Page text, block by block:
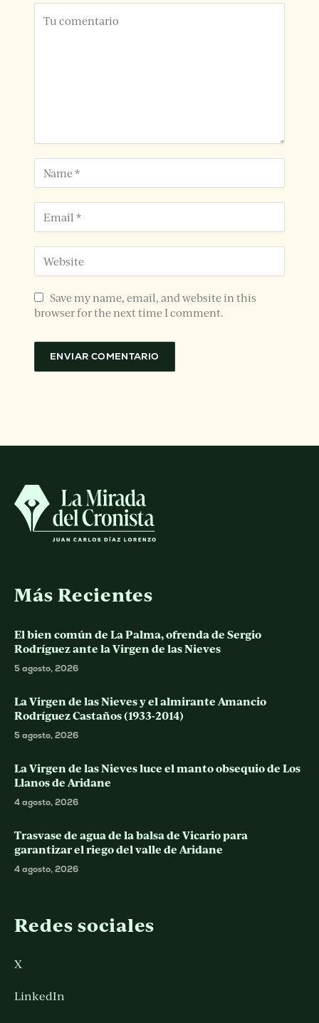
Save my name, email, and website in this
browser for the next time I comment.
Más Recientes
El bien común de La Palma, ofrenda de Sergio
Rodríguez ante la Virgen de las Nieves
5 agosto, 2026
La Virgen de las Nieves y el almirante Amancio
Rodríguez Castaños (1933-2014)
5 agosto, 2026
La Virgen de las Nieves luce el manto obsequio de Los
Llanos de Aridane
4 agosto, 2026
Trasvase de agua de la balsa de Vicario para
garantizar el riego del valle de Aridane
4 agosto, 2026
Redes sociales
X
LinkedIn